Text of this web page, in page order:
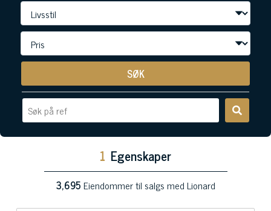
SØK
1 Egenskaper
3,695Eiendommer til salgs med Lionard